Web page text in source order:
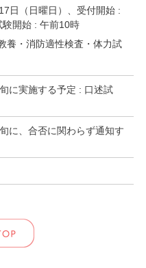
日（日曜日）、受付開始 :
験開始 : 午前10時
養・消防適性検査・体力試
に実施する予定 : 口述試
に、合否に関わらず通知す